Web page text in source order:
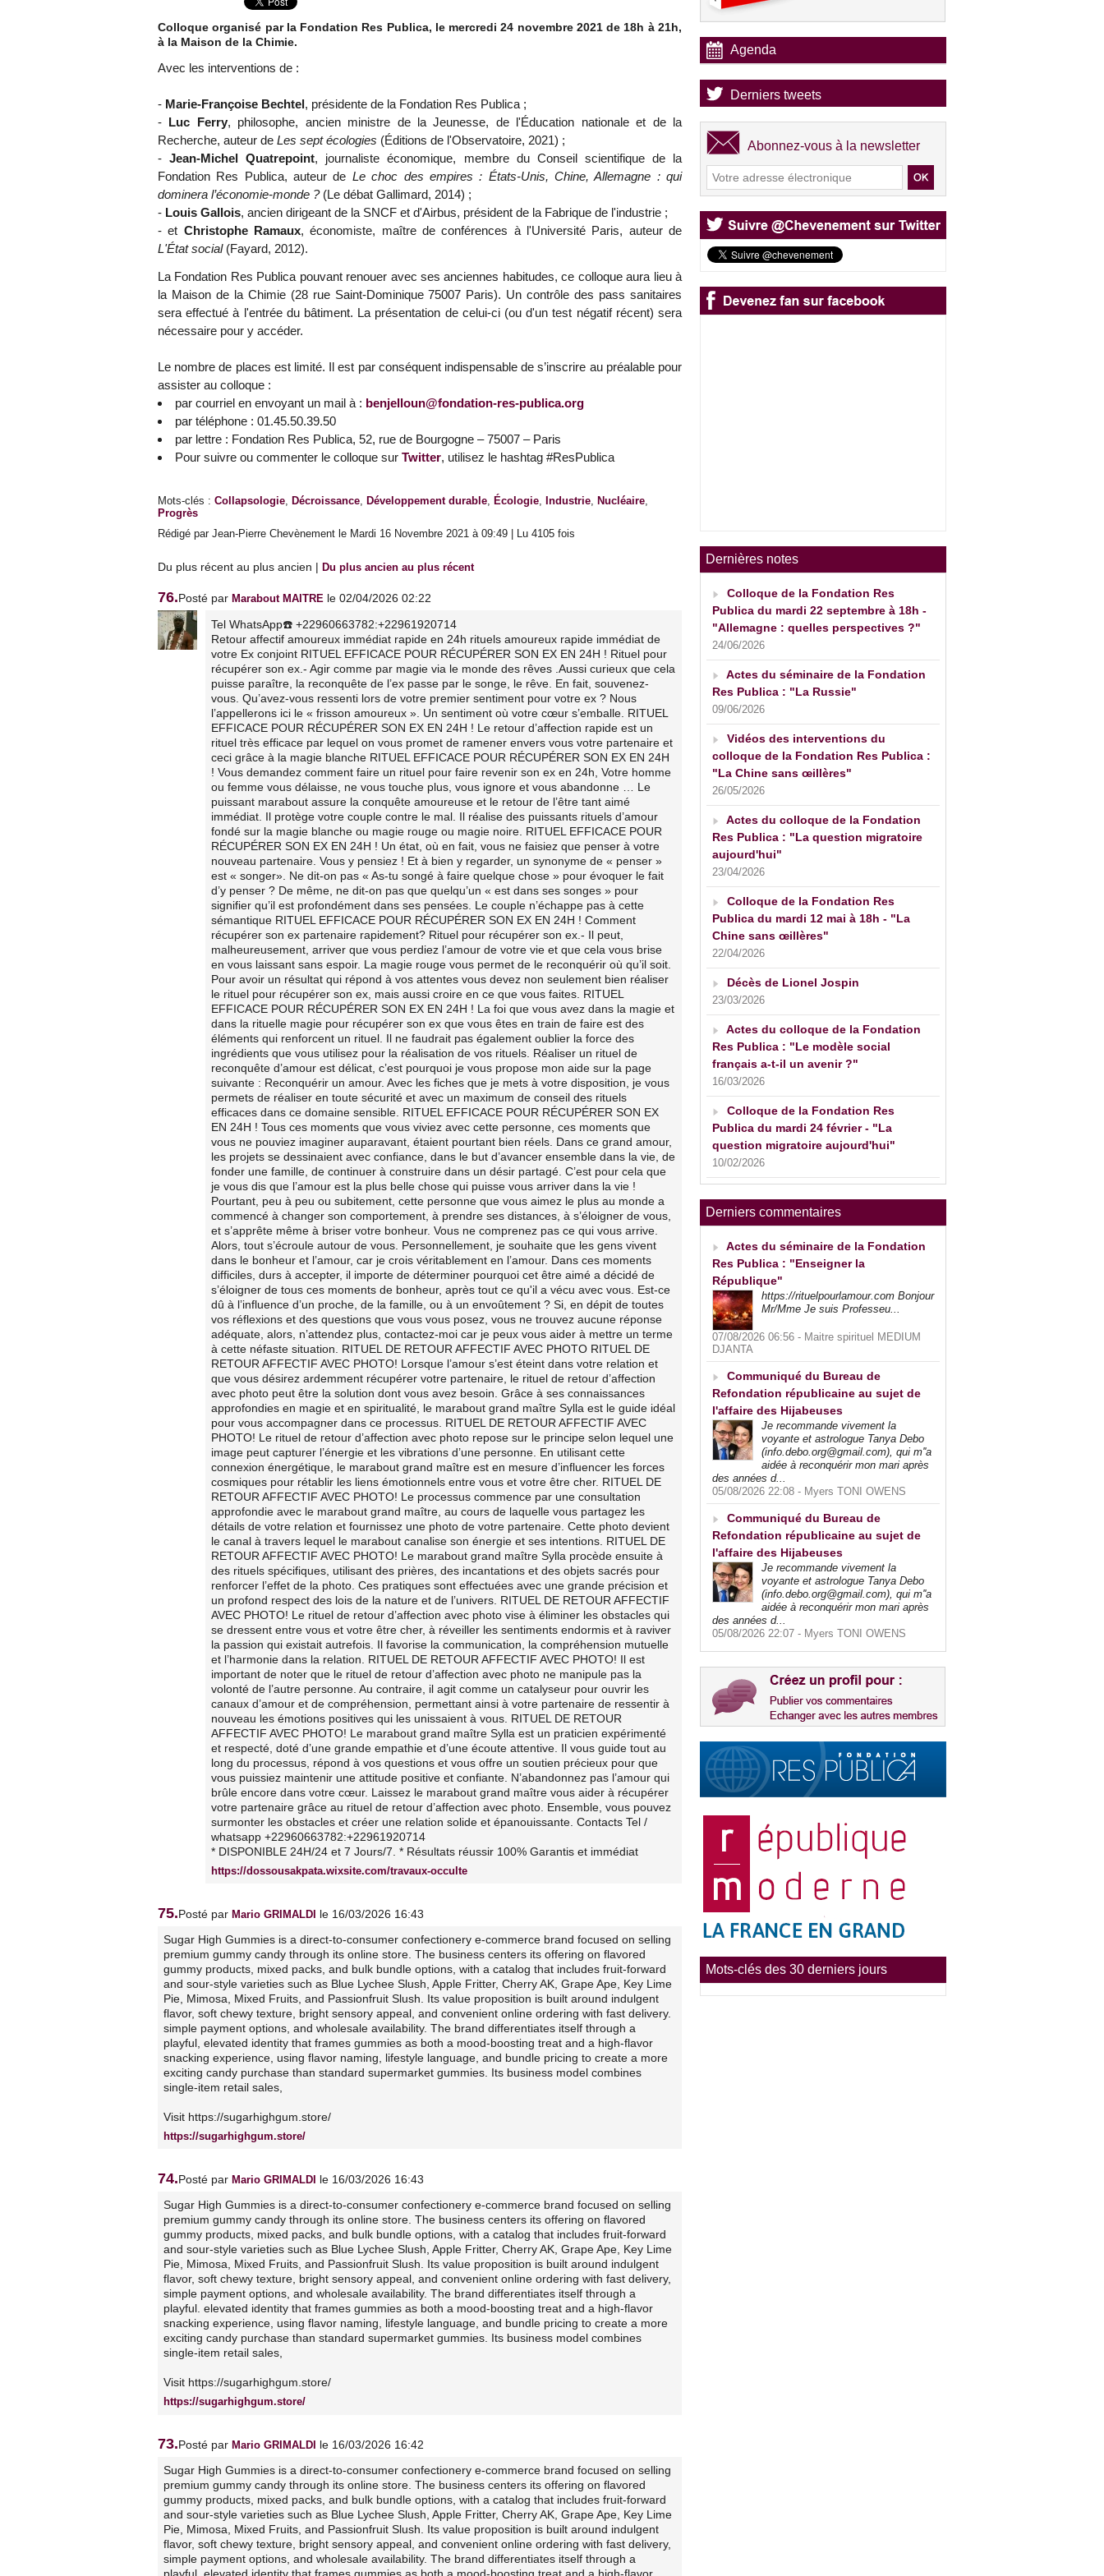
Colloque organisé par la Fondation Res Publica, le mercredi 24 novembre 2021 de 18h à 21h,
à la Maison de la Chimie.
Avec les interventions de :
- Marie-Françoise Bechtel, présidente de la Fondation Res Publica ;
- Luc Ferry, philosophe, ancien ministre de la Jeunesse, de l'Éducation nationale et de la
Recherche, auteur de Les sept écologies (Éditions de l'Observatoire, 2021) ;
-Jean-Michel Quatrepoint, journaliste économique, membre du Conseil scientifique de la
Fondation Res Publica, auteur de Le choc des empires : États-Unis, Chine, Allemagne : qui
dominera l’économie-monde ?(Le débat Gallimard, 2014) ;
- Louis Gallois, ancien dirigeant de la SNCF et d'Airbus, président de la Fabrique de l'industrie ;
- et Christophe Ramaux, économiste, maître de conférences à l'Université Paris, auteur de
L'État social(Fayard, 2012).
La Fondation Res Publica pouvant renouer avec ses anciennes habitudes, ce colloque aura lieu à
la Maison de la Chimie (28 rue Saint-Dominique 75007 Paris). Un contrôle des pass sanitaires
sera effectué à l'entrée du bâtiment. La présentation de celui-ci (ou d'un test négatif récent) sera
nécessaire pour y accéder.
Le nombre de places est limité. Il est par conséquent indispensable de s’inscrire au préalable pour
assister au colloque :
par courriel en envoyant un mail à : benjelloun@fondation-res-publica.org
par téléphone : 01.45.50.39.50
par lettre : Fondation Res Publica, 52, rue de Bourgogne – 75007 – Paris
Pour suivre ou commenter le colloque sur Twitter, utilisez le hashtag #ResPublica
Mots-clés : Collapsologie, Décroissance, Développement durable, Écologie, Industrie, Nucléaire,
Progrès
Rédigé par Jean-Pierre Chevènement le Mardi 16 Novembre 2021 à 09:49 | Lu 4105 fois
Du plus récent au plus ancien | Du plus ancien au plus récent
76.Posté par Marabout MAITRE le 02/04/2026 02:22
Tel WhatsApp☎️ +22960663782:+22961920714
Retour affectif amoureux immédiat rapide en 24h rituels amoureux rapide immédiat de
votre Ex conjoint RITUEL EFFICACE POUR RÉCUPÉRER SON EX EN 24H ! Rituel pour
récupérer son ex.- Agir comme par magie via le monde des rêves .Aussi curieux que cela
puisse paraître, la reconquête de l’ex passe par le songe, le rêve. En fait, souvenez-
vous. Qu’avez-vous ressenti lors de votre premier sentiment pour votre ex ? Nous
l’appellerons ici le « frisson amoureux ». Un sentiment où votre cœur s’emballe. RITUEL
EFFICACE POUR RÉCUPÉRER SON EX EN 24H ! Le retour d’affection rapide est un
rituel très efficace par lequel on vous promet de ramener envers vous votre partenaire et
ceci grâce à la magie blanche RITUEL EFFICACE POUR RÉCUPÉRER SON EX EN 24H
! Vous demandez comment faire un rituel pour faire revenir son ex en 24h, Votre homme
ou femme vous délaisse, ne vous touche plus, vous ignore et vous abandonne … Le
puissant marabout assure la conquête amoureuse et le retour de l’être tant aimé
immédiat. Il protège votre couple contre le mal. Il réalise des puissants rituels d’amour
fondé sur la magie blanche ou magie rouge ou magie noire. RITUEL EFFICACE POUR
RÉCUPÉRER SON EX EN 24H ! Un état, où en fait, vous ne faisiez que penser à votre
nouveau partenaire. Vous y pensiez ! Et à bien y regarder, un synonyme de « penser »
est « songer». Ne dit-on pas « As-tu songé à faire quelque chose » pour évoquer le fait
d’y penser ? De même, ne dit-on pas que quelqu’un « est dans ses songes » pour
signifier qu’il est profondément dans ses pensées. Le couple n’échappe pas à cette
sémantique RITUEL EFFICACE POUR RÉCUPÉRER SON EX EN 24H ! Comment
récupérer son ex partenaire rapidement? Rituel pour récupérer son ex.- Il peut,
malheureusement, arriver que vous perdiez l’amour de votre vie et que cela vous brise
en vous laissant sans espoir. La magie rouge vous permet de le reconquérir où qu’il soit.
Pour avoir un résultat qui répond à vos attentes vous devez non seulement bien réaliser
le rituel pour récupérer son ex, mais aussi croire en ce que vous faites. RITUEL
EFFICACE POUR RÉCUPÉRER SON EX EN 24H ! La foi que vous avez dans la magie et
dans la rituelle magie pour récupérer son ex que vous êtes en train de faire est des
éléments qui renforcent un rituel. Il ne faudrait pas également oublier la force des
ingrédients que vous utilisez pour la réalisation de vos rituels. Réaliser un rituel de
reconquête d’amour est délicat, c’est pourquoi je vous propose mon aide sur la page
suivante : Reconquérir un amour. Avec les fiches que je mets à votre disposition, je vous
permets de réaliser en toute sécurité et avec un maximum de conseil des rituels
efficaces dans ce domaine sensible. RITUEL EFFICACE POUR RÉCUPÉRER SON EX
EN 24H ! Tous ces moments que vous viviez avec cette personne, ces moments que
vous ne pouviez imaginer auparavant, étaient pourtant bien réels. Dans ce grand amour,
les projets se dessinaient avec confiance, dans le but d’avancer ensemble dans la vie, de
fonder une famille, de continuer à construire dans un désir partagé. C’est pour cela que
je vous dis que l’amour est la plus belle chose qui puisse vous arriver dans la vie !
Pourtant, peu à peu ou subitement, cette personne que vous aimez le plus au monde a
commencé à changer son comportement, à prendre ses distances, à s’éloigner de vous,
et s’apprête même à briser votre bonheur. Vous ne comprenez pas ce qui vous arrive.
Alors, tout s’écroule autour de vous. Personnellement, je souhaite que les gens vivent
dans le bonheur et l’amour, car je crois véritablement en l’amour. Dans ces moments
difficiles, durs à accepter, il importe de déterminer pourquoi cet être aimé a décidé de
s’éloigner de tous ces moments de bonheur, après tout ce qu'il a vécu avec vous. Est-ce
dû à l’influence d’un proche, de la famille, ou à un envoûtement ? Si, en dépit de toutes
vos réflexions et des questions que vous vous posez, vous ne trouvez aucune réponse
adéquate, alors, n’attendez plus, contactez-moi car je peux vous aider à mettre un terme
à cette néfaste situation. RITUEL DE RETOUR AFFECTIF AVEC PHOTO RITUEL DE
RETOUR AFFECTIF AVEC PHOTO! Lorsque l’amour s’est éteint dans votre relation et
que vous désirez ardemment récupérer votre partenaire, le rituel de retour d’affection
avec photo peut être la solution dont vous avez besoin. Grâce à ses connaissances
approfondies en magie et en spiritualité, le marabout grand maître Sylla est le guide idéal
pour vous accompagner dans ce processus. RITUEL DE RETOUR AFFECTIF AVEC
PHOTO! Le rituel de retour d’affection avec photo repose sur le principe selon lequel une
image peut capturer l’énergie et les vibrations d’une personne. En utilisant cette
connexion énergétique, le marabout grand maître est en mesure d’influencer les forces
cosmiques pour rétablir les liens émotionnels entre vous et votre être cher. RITUEL DE
RETOUR AFFECTIF AVEC PHOTO! Le processus commence par une consultation
approfondie avec le marabout grand maître, au cours de laquelle vous partagez les
détails de votre relation et fournissez une photo de votre partenaire. Cette photo devient
le canal à travers lequel le marabout canalise son énergie et ses intentions. RITUEL DE
RETOUR AFFECTIF AVEC PHOTO! Le marabout grand maître Sylla procède ensuite à
des rituels spécifiques, utilisant des prières, des incantations et des objets sacrés pour
renforcer l’effet de la photo. Ces pratiques sont effectuées avec une grande précision et
un profond respect des lois de la nature et de l’univers. RITUEL DE RETOUR AFFECTIF
AVEC PHOTO! Le rituel de retour d’affection avec photo vise à éliminer les obstacles qui
se dressent entre vous et votre être cher, à réveiller les sentiments endormis et à raviver
la passion qui existait autrefois. Il favorise la communication, la compréhension mutuelle
et l’harmonie dans la relation. RITUEL DE RETOUR AFFECTIF AVEC PHOTO! Il est
important de noter que le rituel de retour d’affection avec photo ne manipule pas la
volonté de l’autre personne. Au contraire, il agit comme un catalyseur pour ouvrir les
canaux d’amour et de compréhension, permettant ainsi à votre partenaire de ressentir à
nouveau les émotions positives qui les unissaient à vous. RITUEL DE RETOUR
AFFECTIF AVEC PHOTO! Le marabout grand maître Sylla est un praticien expérimenté
et respecté, doté d’une grande empathie et d’une écoute attentive. Il vous guide tout au
long du processus, répond à vos questions et vous offre un soutien précieux pour que
vous puissiez maintenir une attitude positive et confiante. N’abandonnez pas l’amour qui
brûle encore dans votre cœur. Laissez le marabout grand maître vous aider à récupérer
votre partenaire grâce au rituel de retour d’affection avec photo. Ensemble, vous pouvez
surmonter les obstacles et créer une relation solide et épanouissante. Contacts Tel /
whatsapp +22960663782:+22961920714
* DISPONIBLE 24H/24 et 7 Jours/7. * Résultats réussir 100% Garantis et immédiat
https://dossousakpata.wixsite.com/travaux-occulte
75.Posté par Mario GRIMALDI le 16/03/2026 16:43
Sugar High Gummies is a direct-to-consumer confectionery e-commerce brand focused on selling
premium gummy candy through its online store. The business centers its offering on flavored
gummy products, mixed packs, and bulk bundle options, with a catalog that includes fruit-forward
and sour-style varieties such as Blue Lychee Slush, Apple Fritter, Cherry AK, Grape Ape, Key Lime
Pie, Mimosa, Mixed Fruits, and Passionfruit Slush. Its value proposition is built around indulgent
flavor, soft chewy texture, bright sensory appeal, and convenient online ordering with fast delivery.
simple payment options, and wholesale availability. The brand differentiates itself through a
playful, elevated identity that frames gummies as both a mood-boosting treat and a high-flavor
snacking experience, using flavor naming, lifestyle language, and bundle pricing to create a more
exciting candy purchase than standard supermarket gummies. Its business model combines
single-item retail sales,
Visit https://sugarhighgum.store/
https://sugarhighgum.store/
74.Posté par Mario GRIMALDI le 16/03/2026 16:43
Sugar High Gummies is a direct-to-consumer confectionery e-commerce brand focused on selling
premium gummy candy through its online store. The business centers its offering on flavored
gummy products, mixed packs, and bulk bundle options, with a catalog that includes fruit-forward
and sour-style varieties such as Blue Lychee Slush, Apple Fritter, Cherry AK, Grape Ape, Key Lime
Pie, Mimosa, Mixed Fruits, and Passionfruit Slush. Its value proposition is built around indulgent
flavor, soft chewy texture, bright sensory appeal, and convenient online ordering with fast delivery,
simple payment options, and wholesale availability. The brand differentiates itself through a
playful. elevated identity that frames gummies as both a mood-boosting treat and a high-flavor
snacking experience, using flavor naming, lifestyle language, and bundle pricing to create a more
exciting candy purchase than standard supermarket gummies. Its business model combines
single-item retail sales,
Visit https://sugarhighgum.store/
https://sugarhighgum.store/
73.Posté par Mario GRIMALDI le 16/03/2026 16:42
Sugar High Gummies is a direct-to-consumer confectionery e-commerce brand focused on selling
premium gummy candy through its online store. The business centers its offering on flavored
gummy products, mixed packs, and bulk bundle options, with a catalog that includes fruit-forward
and sour-style varieties such as Blue Lychee Slush, Apple Fritter, Cherry AK, Grape Ape, Key Lime
Pie, Mimosa, Mixed Fruits, and Passionfruit Slush. Its value proposition is built around indulgent
flavor, soft chewy texture, bright sensory appeal, and convenient online ordering with fast delivery,
simple payment options, and wholesale availability. The brand differentiates itself through a
Agenda
Derniers tweets
Abonnez-vous à la newsletter
Dernières notes
Colloque de la Fondation Res
Publica du mardi 22 septembre à 18h -
"Allemagne : quelles perspectives ?"
24/06/2026
Actes du séminaire de la Fondation
Res Publica : "La Russie"
09/06/2026
Vidéos des interventions du
colloque de la Fondation Res Publica :
"La Chine sans œillères"
26/05/2026
Actes du colloque de la Fondation
Res Publica : "La question migratoire
aujourd'hui"
23/04/2026
Colloque de la Fondation Res
Publica du mardi 12 mai à 18h - "La
Chine sans œillères"
22/04/2026
Décès de Lionel Jospin
23/03/2026
Actes du colloque de la Fondation
Res Publica : "Le modèle social
français a-t-il un avenir ?"
16/03/2026
Colloque de la Fondation Res
Publica du mardi 24 février - "La
question migratoire aujourd'hui"
10/02/2026
Derniers commentaires
Actes du séminaire de la Fondation
Res Publica : "Enseigner la
République"
https://rituelpourlamour.com Bonjour
Mr/Mme Je suis Professeu...
07/08/2026 06:56 - Maitre spirituel MEDIUM
DJANTA
Communiqué du Bureau de
Refondation républicaine au sujet de
l'affaire des Hijabeuses
Je recommande vivement la
voyante et astrologue Tanya Debo
(info.debo.org@gmail.com), qui m''a
aidée à reconquérir mon mari après
des années d...
05/08/2026 22:08 - Myers TONI OWENS
Communiqué du Bureau de
Refondation républicaine au sujet de
l'affaire des Hijabeuses
Je recommande vivement la
voyante et astrologue Tanya Debo
(info.debo.org@gmail.com), qui m''a
aidée à reconquérir mon mari après
des années d...
05/08/2026 22:07 - Myers TONI OWENS
Mots-clés des 30 derniers jours